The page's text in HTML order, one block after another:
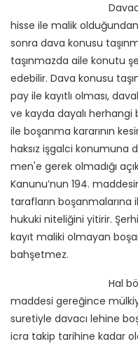
Davacı dava
hisse ile malik
sonra dava konusu
taşınmazda aile konutu
edebilir. Dava konusu
pay ile kayıtlı olması,
ve kayda dayalı herhangi
ile boşanma kararının
haksız işgalci konumuna
men'e gerek olmadığı
Kanunu’nun 194.
tarafların boşanmalarına
hukuki niteliğini yitirir.
kayıt maliki olmayan
bahşetmez.
Hal böyle
maddesi gereğince
suretiyle davacı lehine
icra takip tarihine kadar